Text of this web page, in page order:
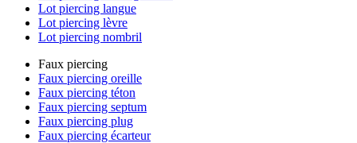
Lot piercing langue
Lot piercing lèvre
Lot piercing nombril
Faux piercing
Faux piercing oreille
Faux piercing téton
Faux piercing septum
Faux piercing plug
Faux piercing écarteur